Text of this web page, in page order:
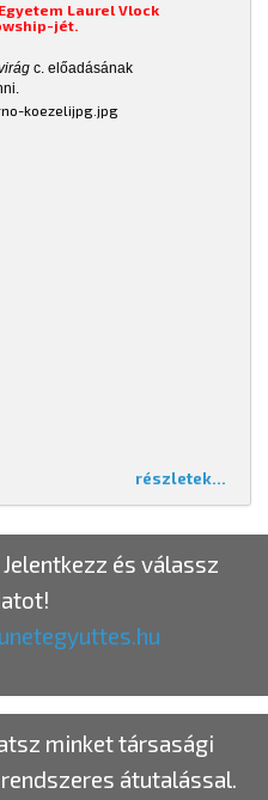
Laurel Vlock
jét.
c. előadásának
részletek...
és válassz
minket társasági
átutalással.